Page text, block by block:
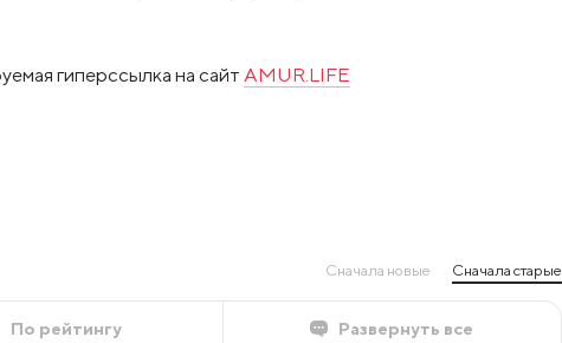
гиперссылка на сайт AMUR.LIFE
Сначала новые Сначала старые
По рейтингу Развернуть все